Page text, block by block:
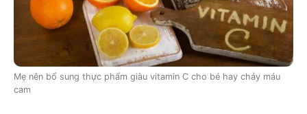
Mẹ nên bổ sung thực phẩm giàu vitamin C cho bé hay chảy máu
cam